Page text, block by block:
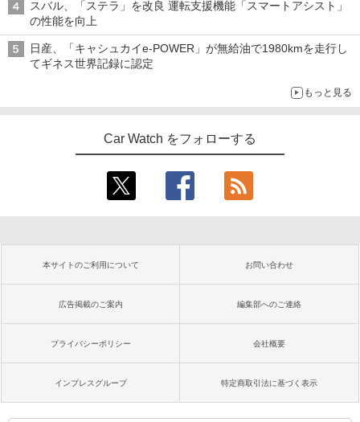
スバル、「ステラ」を改良 運転支援機能「スマートアシスト」
の性能を向上
日産、「キャシュカイe-POWER」が無給油で1980kmを走行し
てギネス世界記録に認定
もっと見る
Car Watch をフォローする
本サイトのご利用について お問い合わせ
広告掲載のご案内 編集部へのご連絡
プライバシーポリシー 会社概要
インプレスグループ 特定商取引法に基づく表示